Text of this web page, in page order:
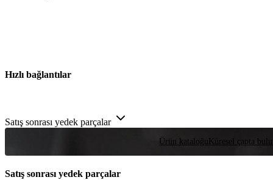
Hızlı bağlantılar
Satış sonrası yedek parçalar
Ürün kataloğu Küresel çapta
Satış sonrası yedek parçalar